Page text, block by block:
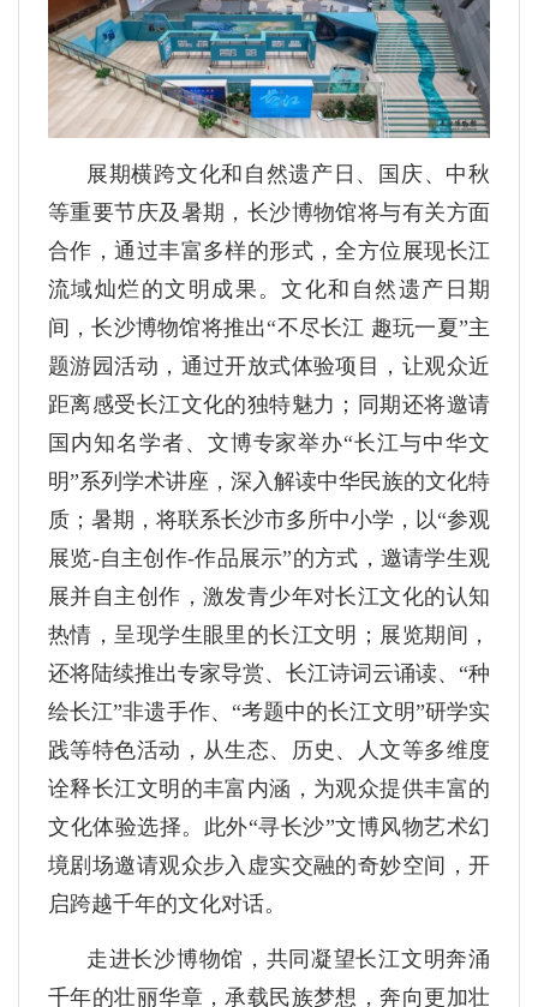
展期横跨文化和自然遗产日、国庆、中秋
等重要节庆及暑期，长沙博物馆将与有关方面
合作，通过丰富多样的形式，全方位展现长江
流域灿烂的文明成果。文化和自然遗产日期
间，长沙博物馆将推出“不尽长江 趣玩一夏”主
题游园活动，通过开放式体验项目，让观众近
距离感受长江文化的独特魅力；同期还将邀请
国内知名学者、文博专家举办“长江与中华文
明”系列学术讲座，深入解读中华民族的文化特
质；暑期，将联系长沙市多所中小学，以“参观
展览-自主创作-作品展示”的方式，邀请学生观
展并自主创作，激发青少年对长江文化的认知
热情，呈现学生眼里的长江文明；展览期间，
还将陆续推出专家导赏、长江诗词云诵读、“种
绘长江”非遗手作、“考题中的长江文明”研学实
践等特色活动，从生态、历史、人文等多维度
诠释长江文明的丰富内涵，为观众提供丰富的
文化体验选择。此外“寻长沙”文博风物艺术幻
境剧场邀请观众步入虚实交融的奇妙空间，开
启跨越千年的文化对话。
走进长沙博物馆，共同凝望长江文明奔涌
千年的壮丽华章，承载民族梦想，奔向更加壮